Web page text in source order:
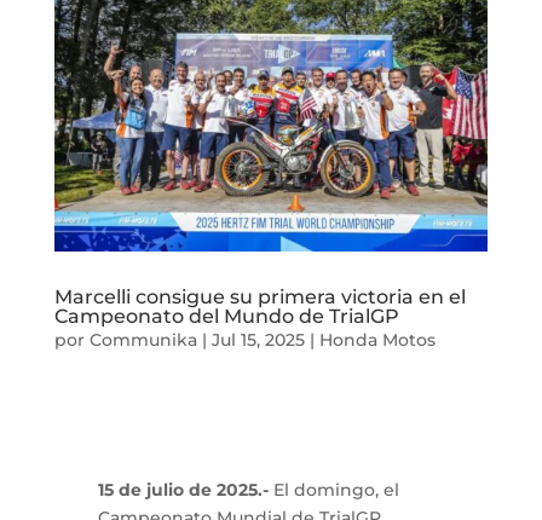
Marcelli consigue su primera victoria en el
Campeonato del Mundo de TrialGP
por Communika| Jul 15, 2025| Honda Motos
15 de julio de 2025.-El domingo, el